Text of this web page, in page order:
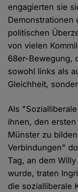
engagierten sie
Demonstrationen
politischen
von vielen
68er-Bewegung,
sowohl links als
Gleichheit,
Als
ihnen, den
Münster zu
Verbindungen"
Tag, an dem
wurde, traten
die sozialliberale